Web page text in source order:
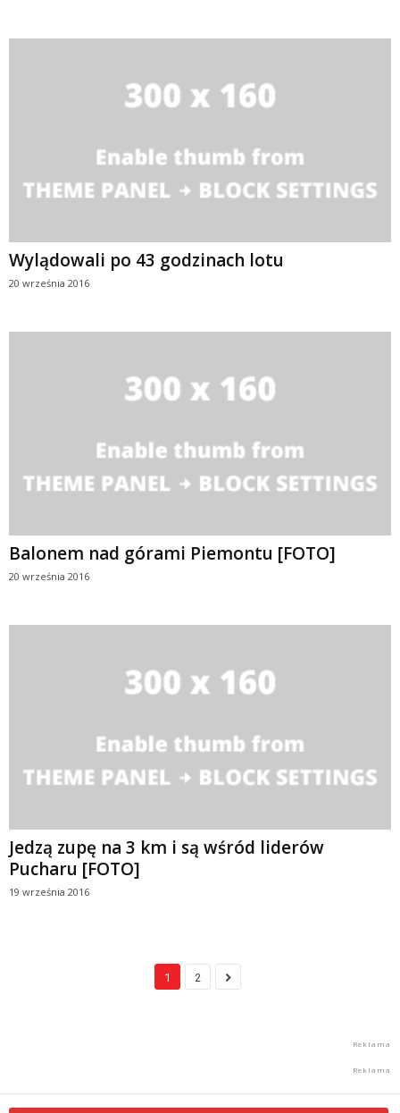
Wylądowali po 43 godzinach lotu
20 września 2016
Balonem nad górami Piemontu [FOTO]
20 września 2016
Jedzą zupę na 3 km i są wśród liderów
Pucharu [FOTO]
19 września 2016
1 2